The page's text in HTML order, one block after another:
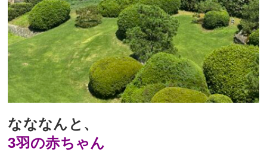
なななんと、
3羽の赤ちゃん